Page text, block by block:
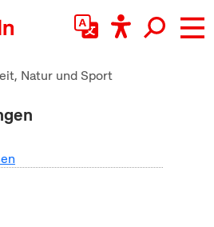
Natur und Sport